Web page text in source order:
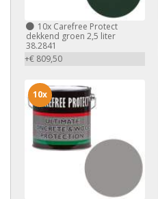
10x Carefree Protect
dekkend groen 2,5 liter
38.2841
+€ 809,50
10x